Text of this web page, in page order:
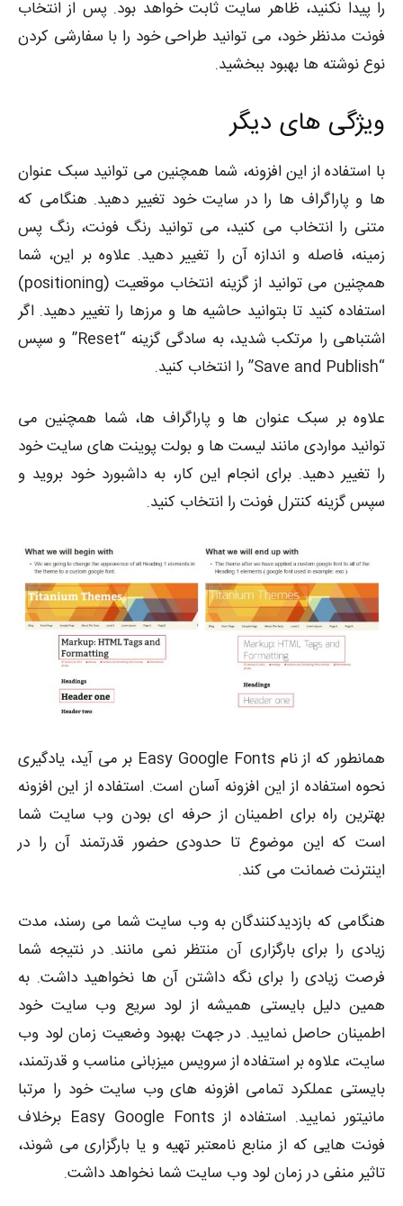
را پیدا نکنید، ظاهر سایت ثابت خواهد بود. پس از انتخاب
فونت مدنظر خود، می توانید طراحی خود را با سفارشی کردن
نوع نوشته ها بهبود ببخشید.
ویژگی های دیگر
با استفاده از این افزونه، شما همچنین می توانید سبک عنوان
ها و پاراگراف ها را در سایت خود تغییر دهید. هنگامی که
متنی را انتخاب می کنید، می توانید رنگ فونت، رنگ پس
زمینه، فاصله و اندازه آن را تغییر دهید. علاوه بر این، شما
همچنین می توانید از گزینه انتخاب موقعیت (positioning)
استفاده کنید تا بتوانید حاشیه ها و مرزها را تغییر دهید. اگر
اشتباهی را مرتکب شدید، به سادگی گزینه “Reset” و سپس
“Save and Publish” را انتخاب کنید.
علاوه بر سبک عنوان ها و پاراگراف ها، شما همچنین می
توانید مواردی مانند لیست ها و بولت پوینت های سایت خود
را تغییر دهید. برای انجام این کار، به داشبورد خود بروید و
سپس گزینه کنترل فونت را انتخاب کنید.
همانطور که از نام Easy Google Fonts بر می آید، یادگیری
نحوه استفاده از این افزونه آسان است. استفاده از این افزونه
بهترین راه برای اطمینان از حرفه ای بودن وب سایت شما
است که این موضوع تا حدودی حضور قدرتمند آن را در
اینترنت ضمانت می کند.
هنگامی که بازدیدکنندگان به وب سایت شما می رسند، مدت
زیادی را برای بارگزاری آن منتظر نمی مانند. در نتیجه شما
فرصت زیادی را برای نگه داشتن آن ها نخواهید داشت. به
همین دلیل بایستی همیشه از لود سریع وب سایت خود
اطمینان حاصل نمایید. در جهت بهبود وضعیت زمان لود وب
سایت، علاوه بر استفاده از سرویس میزبانی مناسب و قدرتمند،
بایستی عملکرد تمامی افزونه های وب سایت خود را مرتبا
مانیتور نمایید. استفاده از Easy Google Fonts برخلاف
فونت هایی که از منابع نامعتبر تهیه و یا بارگزاری می شوند،
تاثیر منفی در زمان لود وب سایت شما نخواهد داشت.